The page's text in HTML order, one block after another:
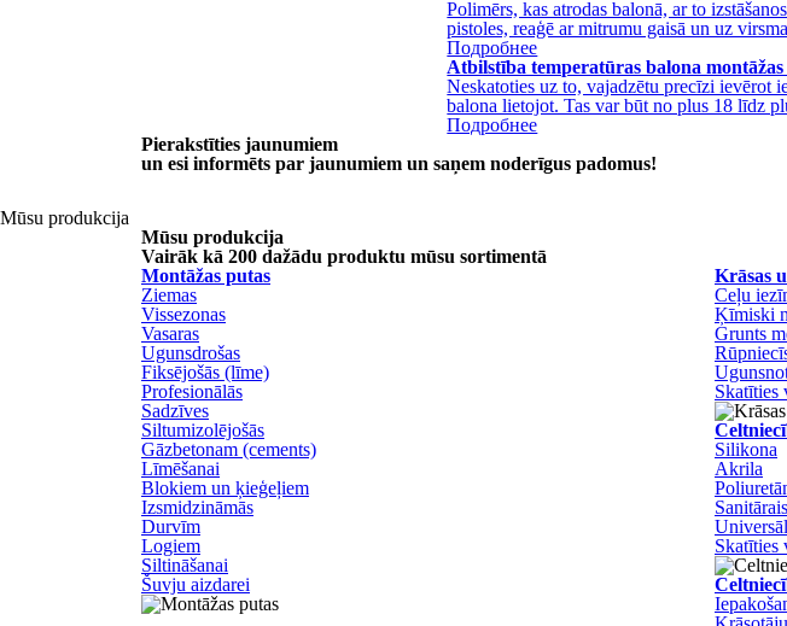
Polimērs, kas atrodas balonā, ar to
pistoles, reaģē ar mitrumu gaisā un uz
Подробнее
Atbilstība temperatūras balona montāžas
Neskatoties uz to, vajadzētu precīzi ievērot
balona lietojot. Tas var būt no plus 18 līdz
Подробнее
Pierakstīties jaunumiem
un esi informēts par jaunumiem un saņem noderīgus padomus!
Mūsu produkcija
Mūsu produkcija
Vairāk kā 200 dažādu produktu mūsu sortimentā
Montāžas putas
Ziemas
Vissezonas
Vasaras
Ugunsdrošas
Fiksējošās (līme)
Profesionālās
Sadzīves
Siltumizolējošās
Gāzbetonam (cements)
Līmēšanai
Blokiem un ķieģeļiem
Izsmidzināmās
Durvīm
Logiem
Siltināšanai
Šuvju aizdarei
Krāsas
Ceļu
Ķīmiski
Grunts
Skatīties
Silikona
Akrila
Sanitārais
Skatīties